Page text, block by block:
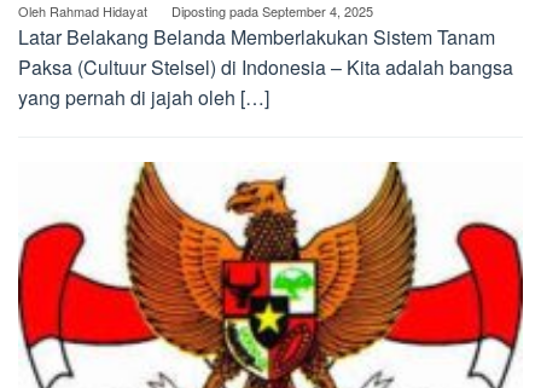
Oleh Rahmad Hidayat Diposting padaSeptember 4, 2025
Latar Belakang Belanda Memberlakukan Sistem Tanam
Paksa (Cultuur Stelsel) di Indonesia – Kita adalah bangsa
yang pernah di jajah oleh […]